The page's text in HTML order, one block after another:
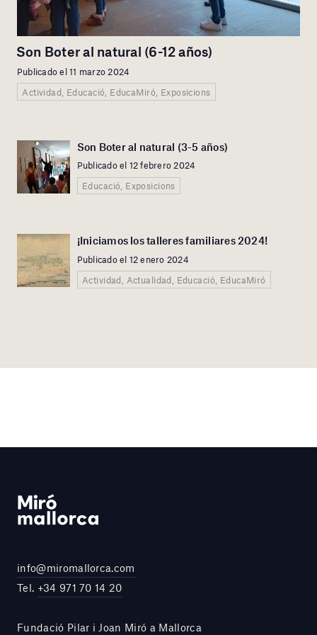
Son Boter al natural (6-12 años)
Publicado el 11 marzo 2024
Actividad, Educació, EducaMiró, Exposicions
Son Boter al natural (3-5 años)
Publicado el 12 febrero 2024
Educació, Exposicions
¡Iniciamos los talleres familiares 2024!
Publicado el 12 enero 2024
Actividad, Actualidad, Educació, EducaMiró
info@miromallorca.com
Tel. +34 971 70 14 20
Fundació Pilar i Joan Miró a Mallorca